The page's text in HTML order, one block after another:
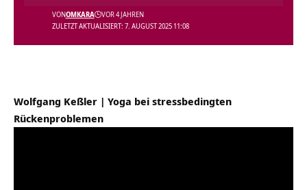
ZULETZT AKTUALISIERT: 7. AUGUST 2025 11:08
VONOMKARA VOR 4 JAHREN
Wolfgang Keßler | Yoga bei stressbedingten
Rückenproblemen